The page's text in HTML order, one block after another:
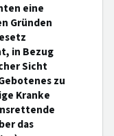
eine
Gründen
in Bezug
Sicht
zu
Kranke
das